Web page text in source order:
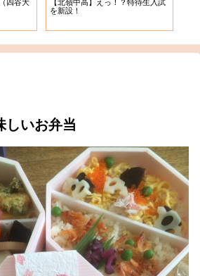
四谷大
【北嶺中高】えっ！？特待生入試
を新設！
しいお弁当